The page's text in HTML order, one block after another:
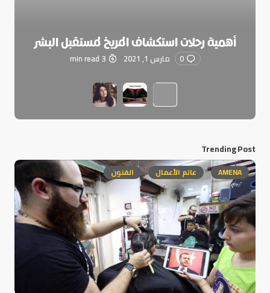
أهمية رحلات استكشاف المريخ لمستقبل البشر
0 مارس 1, 2021 3 min read
Trending Post
AMENA عالم الأعمال الفنون